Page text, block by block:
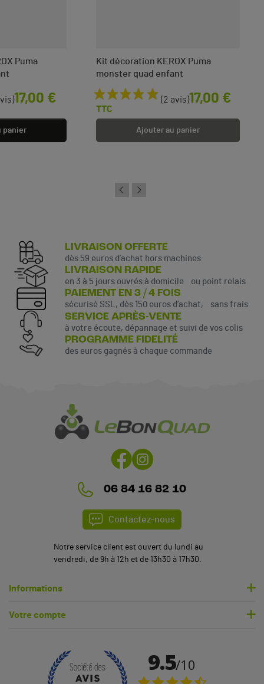
Puma
17,00 €
panier
Kit décoration KEROX Puma
monster quad enfant
(2 avis)
Prix 17,00 €
TTC
Ajouter au panier
LIVRAISON OFFERTE
dès 59 euros d’achat hors machines
LIVRAISON RAPIDE
en 3 à 5 jours ouvrés à domicile ou point relais
PAIEMENT EN 3 / 4 FOIS
sécurisé SSL, dès 150 euros d’achat, sans frais
SERVICE APRÈS-VENTE
à votre écoute, dépannage et suivi de vos colis
PROGRAMME FIDELITÉ
des euros gagnés à chaque commande
06 84 16 82 10
Contactez-nous
Notre service client est ouvert du lundi au
vendredi, de 9h à 12h et de 13h30 à 17h30.
Informations
Votre compte